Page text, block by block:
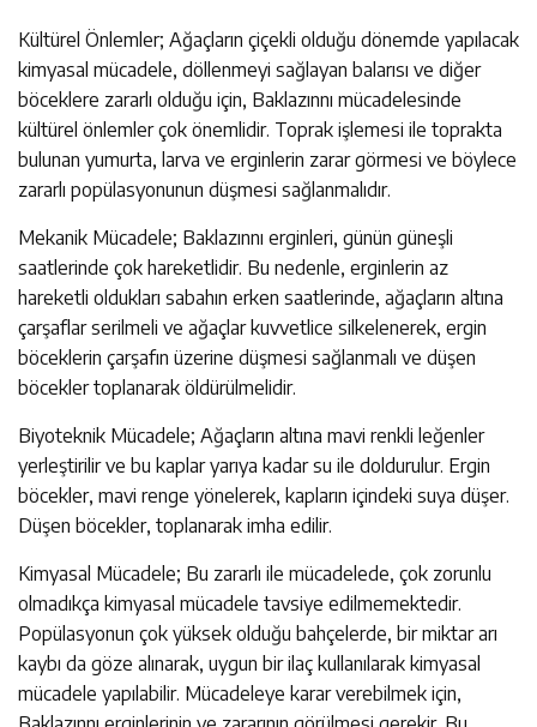
Kültürel Önlemler; Ağaçların çiçekli olduğu dönemde yapılacak
kimyasal mücadele, döllenmeyi sağlayan balarısı ve diğer
böceklere zararlı olduğu için, Baklazınnı mücadelesinde
kültürel önlemler çok önemlidir. Toprak işlemesi ile toprakta
bulunan yumurta, larva ve erginlerin zarar görmesi ve böylece
zararlı popülasyonunun düşmesi sağlanmalıdır.
Mekanik Mücadele; Baklazınnı erginleri, günün güneşli
saatlerinde çok hareketlidir. Bu nedenle, erginlerin az
hareketli oldukları sabahın erken saatlerinde, ağaçların altına
çarşaflar serilmeli ve ağaçlar kuvvetlice silkelenerek, ergin
böceklerin çarşafın üzerine düşmesi sağlanmalı ve düşen
böcekler toplanarak öldürülmelidir.
Biyoteknik Mücadele; Ağaçların altına mavi renkli leğenler
yerleştirilir ve bu kaplar yarıya kadar su ile doldurulur. Ergin
böcekler, mavi renge yönelerek, kapların içindeki suya düşer.
Düşen böcekler, toplanarak imha edilir.
Kimyasal Mücadele; Bu zararlı ile mücadelede, çok zorunlu
olmadıkça kimyasal mücadele tavsiye edilmemektedir.
Popülasyonun çok yüksek olduğu bahçelerde, bir miktar arı
kaybı da göze alınarak, uygun bir ilaç kullanılarak kimyasal
mücadele yapılabilir. Mücadeleye karar verebilmek için,